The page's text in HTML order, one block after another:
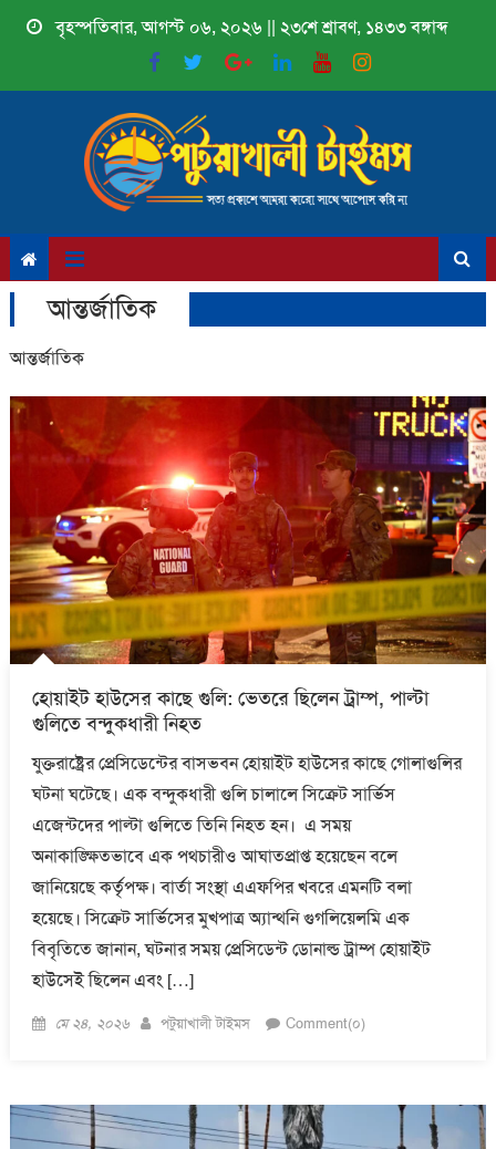
Skip
বৃহস্পতিবার, আগস্ট ০৬, ২০২৬ || ২৩শে শ্রাবণ, ১৪৩৩ বঙ্গাব্দ
আন্তর্জাতিক
আন্তর্জাতিক
হোয়াইট হাউসের কাছে গুলি: ভেতরে ছিলেন ট্রাম্প, পাল্টা
গুলিতে বন্দুকধারী নিহত
যুক্তরাষ্ট্রের প্রেসিডেন্টের বাসভবন হোয়াইট হাউসের কাছে গোলাগুলির
ঘটনা ঘটেছে। এক বন্দুকধারী গুলি চালালে সিক্রেট সার্ভিস
এজেন্টদের পাল্টা গুলিতে তিনি নিহত হন। এ সময়
অনাকাঙ্ক্ষিতভাবে এক পথচারীও আঘাতপ্রাপ্ত হয়েছেন বলে
জানিয়েছে কর্তৃপক্ষ। বার্তা সংস্থা এএফপির খবরে এমনটি বলা
হয়েছে। সিক্রেট সার্ভিসের মুখপাত্র অ্যান্থনি গুগলিয়েলমি এক
বিবৃতিতে জানান, ঘটনার সময় প্রেসিডেন্ট ডোনাল্ড ট্রাম্প হোয়াইট
হাউসেই ছিলেন এবং […]
Posted
মে ২৪, ২০২৬ Author
পটুয়াখালী টাইমস Comment(০)